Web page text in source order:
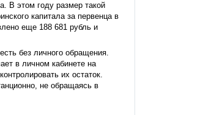
В этом году размер такой
капитала за первенца в
еще 188 681 рубль и
без личного обращения.
в личном кабинете на
их остаток.
не обращаясь в